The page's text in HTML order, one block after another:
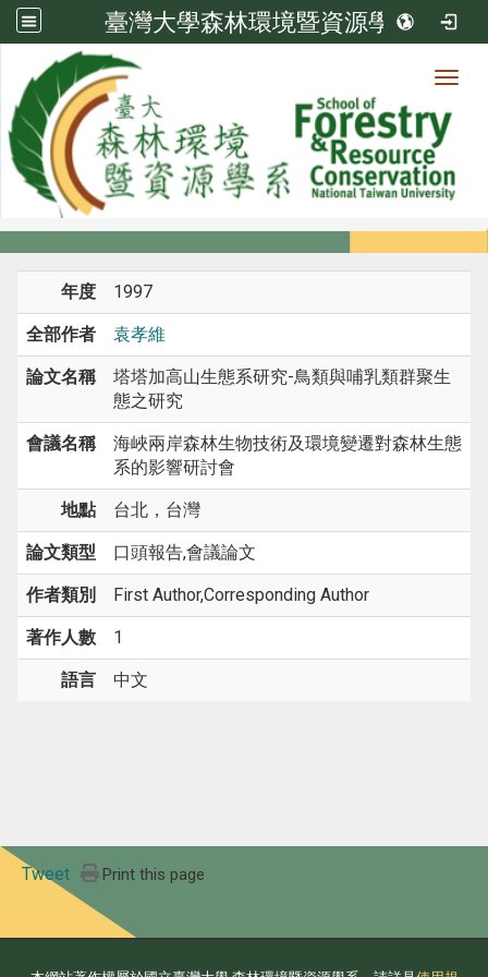
臺灣大學森林環境暨資源學系
系所成員
系所成員
年度 1997
全部作者 袁孝維
論文名稱
塔塔加高山生態系研究-鳥類與哺乳類群聚生
態之研究
會議名稱
海峽兩岸森林生物技術及環境變遷對森林生態
系的影響研討會
地點 台北，台灣
論文類型 口頭報告,會議論文
作者類別 First Author,Corresponding Author
著作人數 1
語言 中文
Tweet Print this page